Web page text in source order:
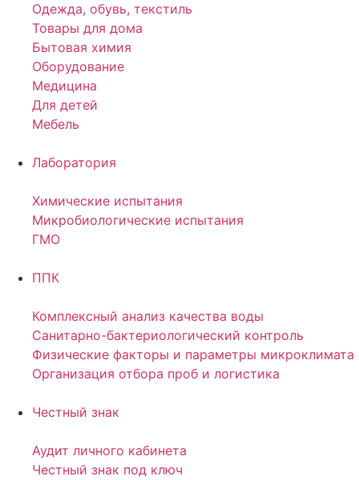
Одежда, обувь, текстиль
Товары для дома
Бытовая химия
Оборудование
Медицина
Для детей
Мебель
Лаборатория
Химические испытания
Микробиологические испытания
ГМО
ППК
Комплексный анализ качества воды
Санитарно-бактериологический контроль
Физические факторы и параметры микроклимата
Организация отбора проб и логистика
Честный знак
Аудит личного кабинета
Честный знак под ключ